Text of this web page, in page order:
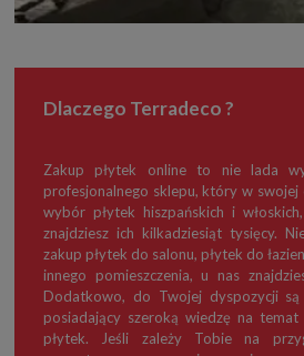
Dlaczego Terradeco ?
Zakup płytek online to nie lada
profesjonalnego sklepu, który w
wybór płytek hiszpańskich i
znajdziesz ich kilkadziesiąt tysięcy.
zakup płytek do salonu, płytek do
innego pomieszczenia, u nas
Dodatkowo, do Twojej dyspozycji
posiadający szeroką wiedzę na
płytek. Jeśli zależy Tobie na